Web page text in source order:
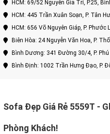
HCM: 69/52 Nguyễn Gia Trí, P.25,
HCM: 445 Trần Xuân Soạn, P. Tân
HCM: 656 Võ Nguyên Giáp, P.
Biên Hòa: 24 Nguyễn Văn Hoa, P.
Bình Dương: 341 Đường 30/4, P.
Bình Định: 1002 Trần Hưng Đạo, P.
Sofa Đẹp Giá Rẻ 5559T -
Phòng Khách!